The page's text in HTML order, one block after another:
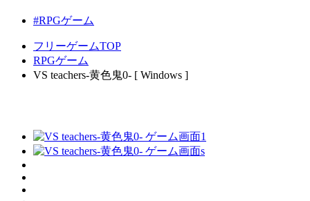
#RPGゲーム
フリーゲームTOP
RPGゲーム
VS teachers-黄色鬼0- [ Windows ]